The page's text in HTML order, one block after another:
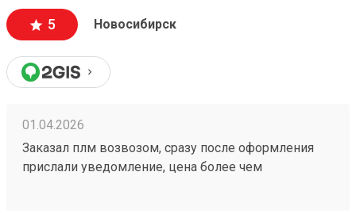
5 Новосибирск
01.04.2026
Заказал плм возвозом, сразу после оформления
прислали уведомление, цена более чем